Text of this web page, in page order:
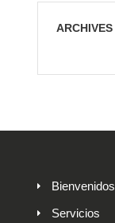
ARCHIVES
Bienvenidos
Servicios